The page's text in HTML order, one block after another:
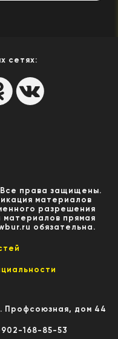
сетях:
права защищены.
материалов
разрешения
материалов прямая
обязательна.
Профсоюзная, дом 44
168-85-53